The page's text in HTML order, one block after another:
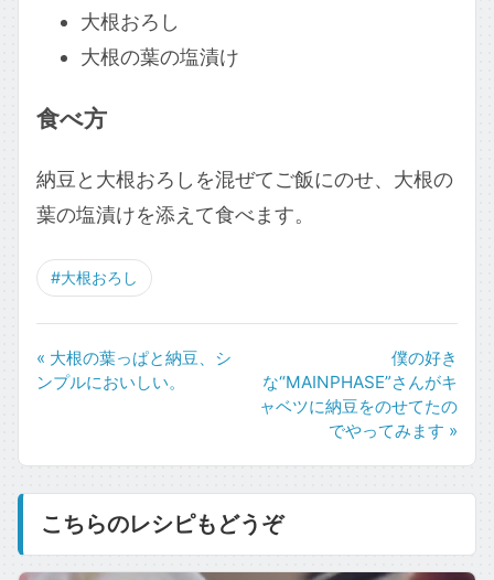
大根おろし
大根の葉の塩漬け
食べ方
納豆と大根おろしを混ぜてご飯にのせ、大根の
葉の塩漬けを添えて食べます。
#大根おろし
« 大根の葉っぱと納豆、シ
ンプルにおいしい。
僕の好き
な“MAINPHASE”さんがキ
ャベツに納豆をのせてたの
でやってみます »
こちらのレシピもどうぞ